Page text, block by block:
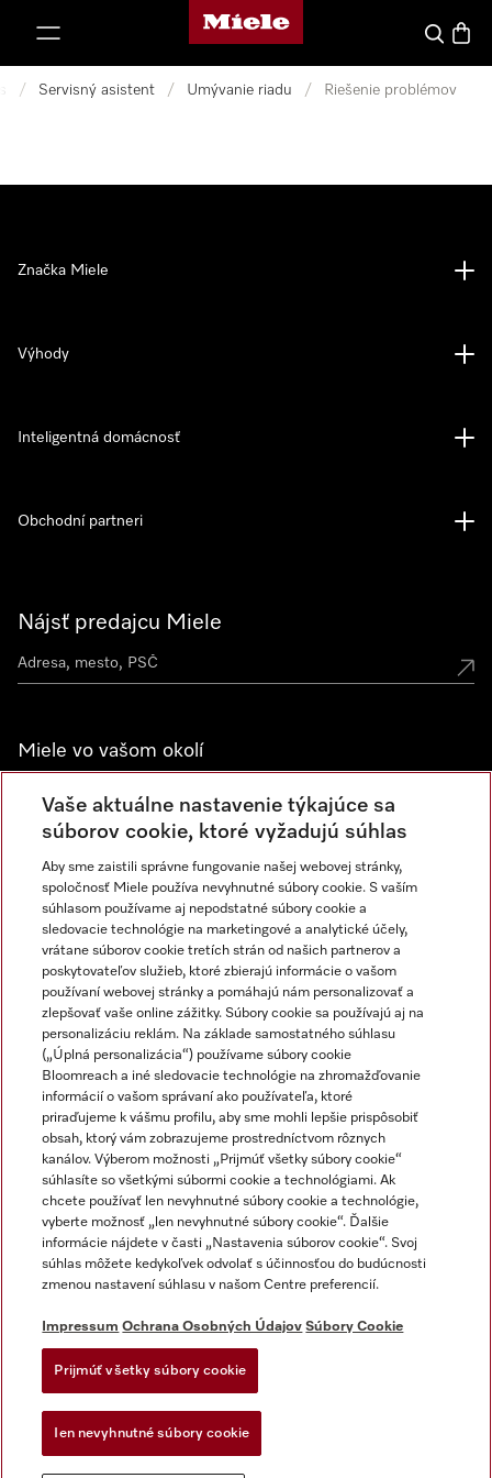
Domovská stránka spoločnosti Miele
Hľadať
/ Servisný asistent / Umývanie riadu / Riešenie problémov
Nájsť predajcu Miele
Miele vo vašom okolí
Spoznajte predajne Miele
Newsletter
Značka Miele
Výhody
Inteligentná domácnosť
Obchodní partneri
Impressum
Obchodné podmienky
Ochrana osobných údajov
Dodacie podmienky
Akt o digitalnych sluzbach
Miele na Instagrame
Miele na YouTube
Vaše aktuálne nastavenie týkajúce sa
súborov cookie, ktoré vyžadujú súhlas
Aby sme zaistili správne fungovanie našej webovej stránky,
spoločnosť Miele používa nevyhnutné súbory cookie. S vaším
súhlasom používame aj nepodstatné súbory cookie a
sledovacie technológie na marketingové a analytické účely,
vrátane súborov cookie tretích strán od našich partnerov a
poskytovateľov služieb, ktoré zbierajú informácie o vašom
používaní webovej stránky a pomáhajú nám personalizovať a
zlepšovať vaše online zážitky. Súbory cookie sa používajú aj na
personalizáciu reklám. Na základe samostatného súhlasu
(„Úplná personalizácia“) používame súbory cookie
Bloomreach a iné sledovacie technológie na zhromažďovanie
informácií o vašom správaní ako používateľa, ktoré
priraďujeme k vášmu profilu, aby sme mohli lepšie prispôsobiť
obsah, ktorý vám zobrazujeme prostredníctvom rôznych
kanálov. Výberom možnosti „Prijmúť všetky súbory cookie“
súhlasíte so všetkými súbormi cookie a technológiami. Ak
chcete používať len nevyhnutné súbory cookie a technológie,
vyberte možnosť „len nevyhnutné súbory cookie“. Ďalšie
informácie nájdete v časti „Nastavenia súborov cookie“. Svoj
súhlas môžete kedykoľvek odvolať s účinnosťou do budúcnosti
zmenou nastavení súhlasu v našom Centre preferencií.
Impressum Ochrana Osobných Údajov Súbory Cookie
Prijmúť všetky súbory cookie
Ien nevyhnutné súbory cookie